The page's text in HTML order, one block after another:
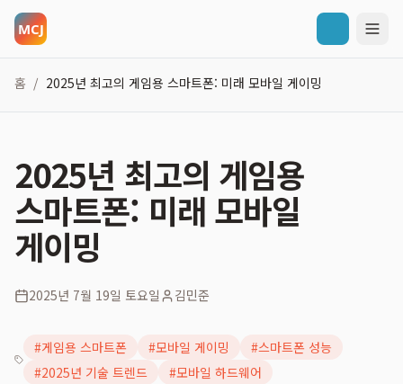
홈 / 2025년 최고의 게임용 스마트폰: 미래 모바일 게이밍
2025년 최고의 게임용
스마트폰: 미래 모바일
게이밍
2025년 7월 19일 토요일 김민준
#게임용 스마트폰 #모바일 게이밍 #스마트폰 성능
#2025년 기술 트렌드 #모바일 하드웨어